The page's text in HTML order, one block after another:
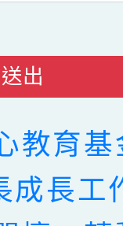
送出
教育
成長工